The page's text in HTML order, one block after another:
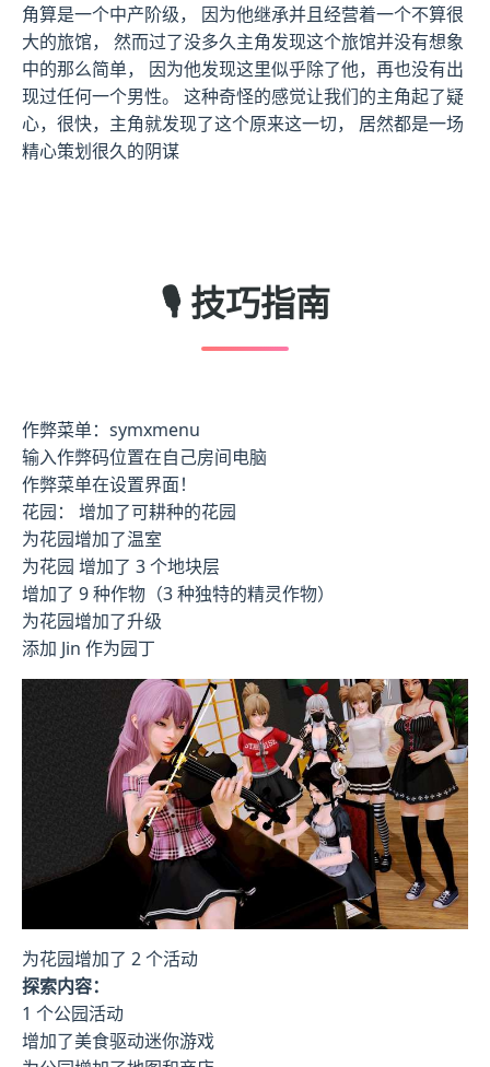
角算是一个中产阶级， 因为他继承并且经营着一个不算很
大的旅馆， 然而过了没多久主角发现这个旅馆并没有想象
中的那么简单， 因为他发现这里似乎除了他，再也没有出
现过任何一个男性。 这种奇怪的感觉让我们的主角起了疑
心，很快，主角就发现了这个原来这一切， 居然都是一场
精心策划很久的阴谋
🎙️ 技巧指南
作弊菜单：symxmenu
输入作弊码位置在自己房间电脑
作弊菜单在设置界面！
花园： 增加了可耕种的花园
为花园增加了温室
为花园 增加了 3 个地块层
增加了 9 种作物（3 种独特的精灵作物）
为花园增加了升级
添加 Jin 作为园丁
为花园增加了 2 个活动
探索内容：
1 个公园活动
增加了美食驱动迷你游戏